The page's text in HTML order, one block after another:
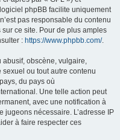
phpBB facilite uniquement
pas responsable du contenu
ce site. Pour de plus amples
: https://www.phpbb.com/.
abusif, obscène, vulgaire,
ou tout autre contenu
du pays où
Une telle action peut
avec une notification à
jugeons nécessaire. L’adresse IP
à faire respecter ces